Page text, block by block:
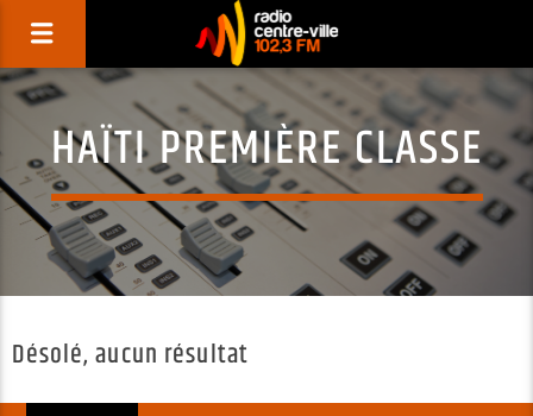
HAÏTI PREMIÈRE CLASSE
Désolé, aucun résultat